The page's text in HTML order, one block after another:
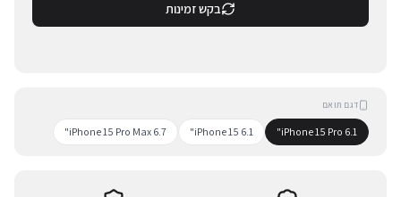
בקש זמינות
דגם תואם
iPhone 15 Pro 6.1"
iPhone 15 6.1"
iPhone 15 Pro Max 6.7"